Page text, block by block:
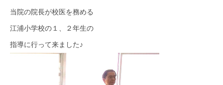
当院の院長が校医を務める
江浦小学校の１、２年生の
指導に行って来ました♪